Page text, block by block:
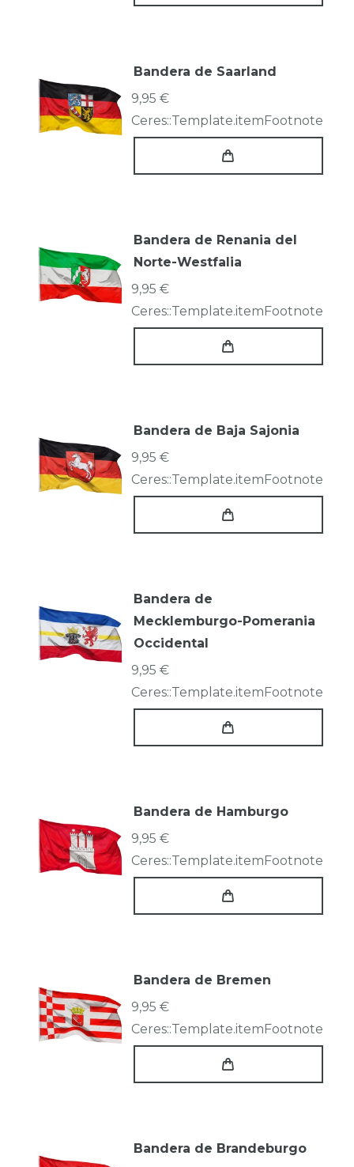
Bandera de Saarland
9,95 €
Ceres::Template.itemFootnote
Bandera de Renania del
Norte-Westfalia
9,95 €
Ceres::Template.itemFootnote
Bandera de Baja Sajonia
9,95 €
Ceres::Template.itemFootnote
Bandera de
Mecklemburgo-Pomerania
Occidental
9,95 €
Ceres::Template.itemFootnote
Bandera de Hamburgo
9,95 €
Ceres::Template.itemFootnote
Bandera de Bremen
9,95 €
Ceres::Template.itemFootnote
Bandera de Brandeburgo